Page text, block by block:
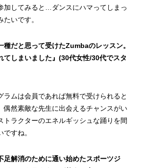
加してみると…ダンスにハマってしまっ
いです。
種だと思って受けたZumbaのレッスン。
てしまいました』(30代女性/30代でスタ
ラムは会員であれば無料で受けられると
偶然素敵な先生に出会えるチャンスがい
トラクターのエネルギッシュな踊りを間
すね。
足解消のために通い始めたスポーツジ